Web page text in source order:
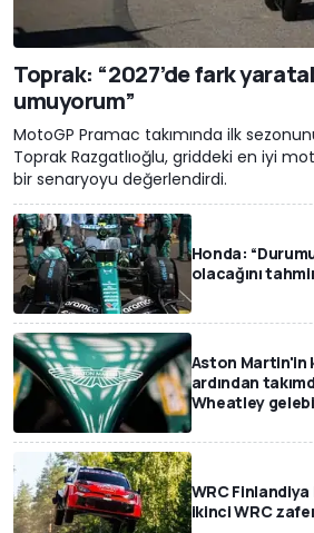
Toprak: “2027’de fark
umuyorum”
MotoGP Pramac takımında ilk
Toprak Razgatlıoğlu, griddeki en iyi
bir senaryoyu değerlendirdi.
Honda:
olacağını
Aston Martin'in
ardından
Wheatley
WRC
ikinci WRC